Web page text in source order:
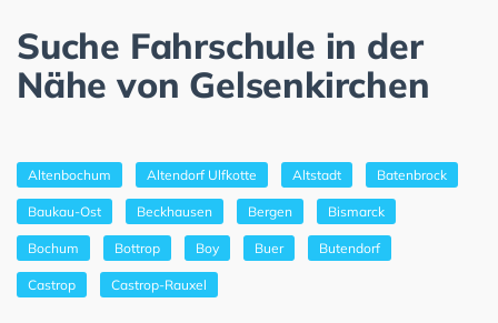
Suche Fahrschule in der
Nähe von Gelsenkirchen
Altenbochum Altendorf Ulfkotte Altstadt Batenbrock
Baukau-Ost Beckhausen Bergen Bismarck
Bochum Bottrop Boy Buer Butendorf
Castrop Castrop-Rauxel